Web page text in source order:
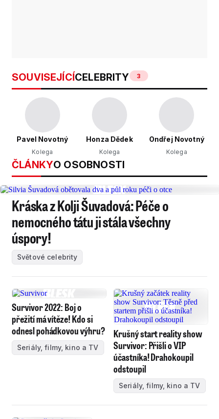
SOUVISEJÍCÍCELEBRITY 3
Pavel Novotný
Kolega
Honza Dědek
Kolega
Ondřej Novotný
Kolega
ČLÁNKYO OSOBNOSTI
Kráska z Kolji Šuvadová: Péče o
nemocného tátu ji stála všechny
úspory!
Světové celebrity
Survivor 2022: Boj o
přežití má vítěze! Kdo si
odnesl pohádkovou výhru?
Seriály, filmy, kino a TV
Krušný start reality show
Survivor: Přišli o VIP
účastníka! Drahokoupil
odstoupil
Seriály, filmy, kino a TV